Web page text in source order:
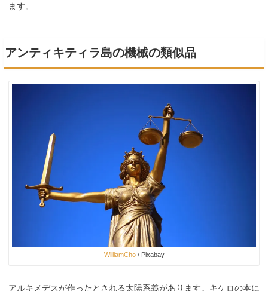
ます。
アンティキティラ島の機械の類似品
WilliamCho/ Pixabay
アルキメデスが作ったとされる太陽系義があります。キケロの本に